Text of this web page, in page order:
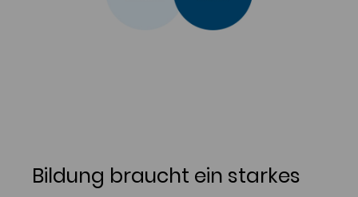
Bildung braucht ein starkes